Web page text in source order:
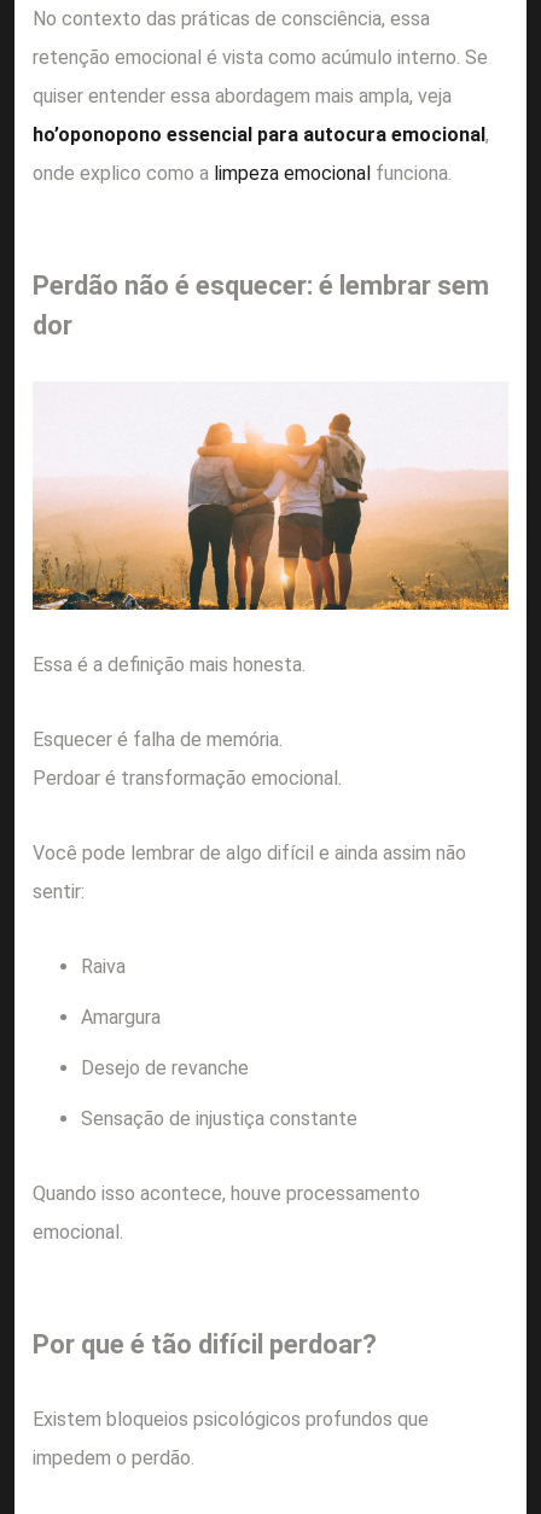
No contexto das práticas de consciência, essa
retenção emocional é vista como acúmulo interno. Se
quiser entender essa abordagem mais ampla, veja
ho’oponopono essencial para autocura emocional,
onde explico como a limpeza emocional funciona.
Perdão não é esquecer: é lembrar sem
dor
Essa é a definição mais honesta.
Esquecer é falha de memória.
Perdoar é transformação emocional.
Você pode lembrar de algo difícil e ainda assim não
sentir:
Raiva
Amargura
Desejo de revanche
Sensação de injustiça constante
Quando isso acontece, houve processamento
emocional.
Por que é tão difícil perdoar?
Existem bloqueios psicológicos profundos que
impedem o perdão.